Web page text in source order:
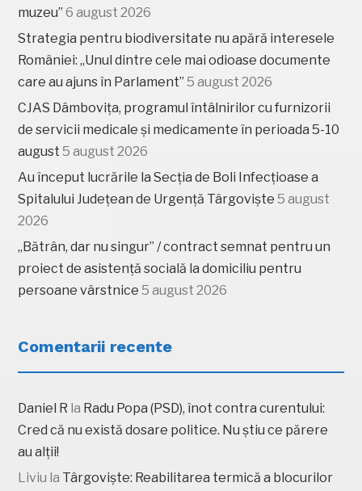
muzeu” 6 august 2026
Strategia pentru biodiversitate nu apără interesele
României: „Unul dintre cele mai odioase documente
care au ajuns în Parlament” 5 august 2026
CJAS Dâmbovița, programul întâlnirilor cu furnizorii
de servicii medicale și medicamente în perioada 5-10
august 5 august 2026
Au început lucrările la Secția de Boli Infecțioase a
Spitalului Județean de Urgență Târgoviște 5 august
2026
„Bătrân, dar nu singur” / contract semnat pentru un
proiect de asistență socială la domiciliu pentru
persoane vârstnice 5 august 2026
Comentarii recente
Daniel R la Radu Popa (PSD), înot contra curentului:
Cred că nu există dosare politice. Nu știu ce părere
au alții!
Liviu la Târgoviște: Reabilitarea termică a blocurilor